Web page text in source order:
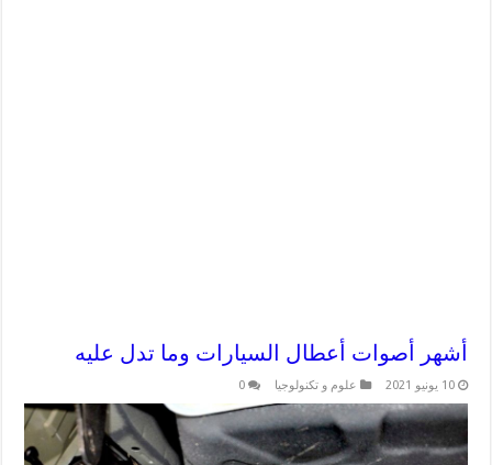
أشهر أصوات أعطال السيارات وما تدل عليه
10 يونيو 2021 علوم و تكنولوجيا 0